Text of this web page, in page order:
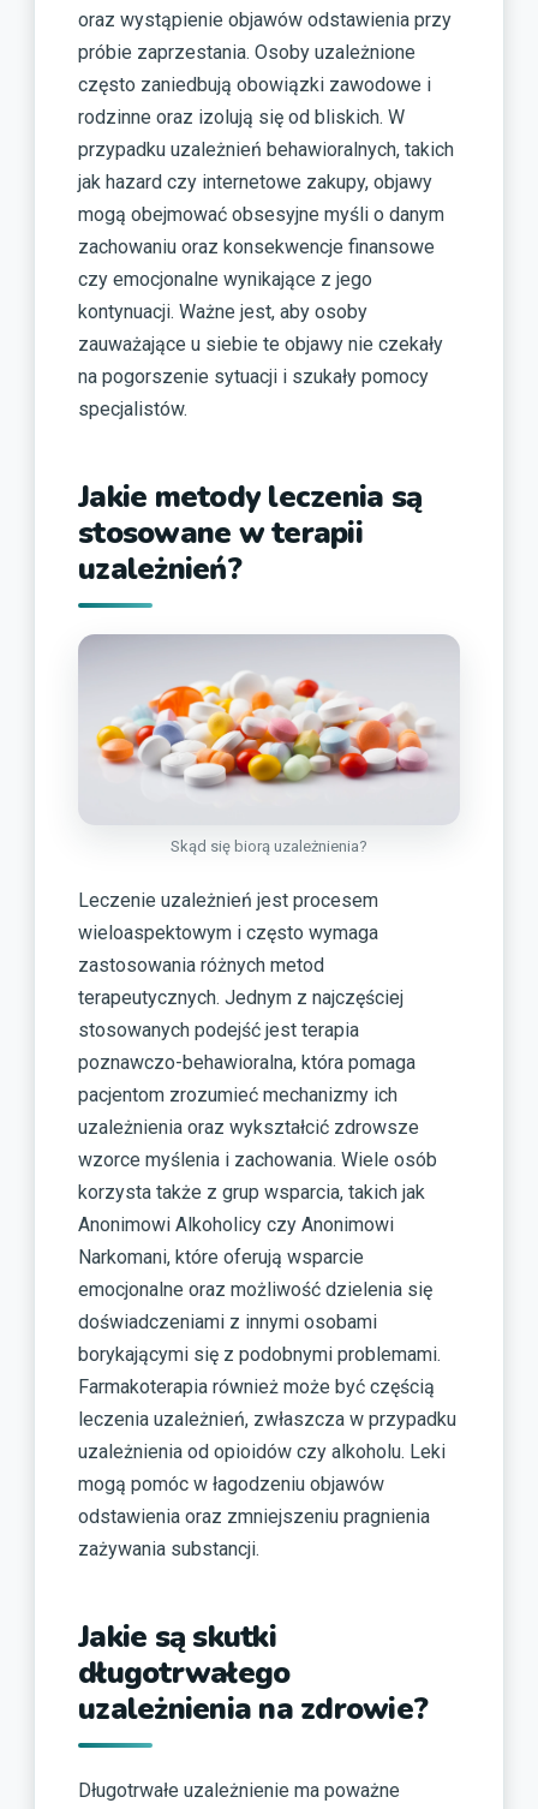
oraz wystąpienie objawów odstawienia przy
próbie zaprzestania. Osoby uzależnione
często zaniedbują obowiązki zawodowe i
rodzinne oraz izolują się od bliskich. W
przypadku uzależnień behawioralnych, takich
jak hazard czy internetowe zakupy, objawy
mogą obejmować obsesyjne myśli o danym
zachowaniu oraz konsekwencje finansowe
czy emocjonalne wynikające z jego
kontynuacji. Ważne jest, aby osoby
zauważające u siebie te objawy nie czekały
na pogorszenie sytuacji i szukały pomocy
specjalistów.
Jakie metody leczenia są
stosowane w terapii
uzależnień?
Skąd się biorą uzależnienia?
Leczenie uzależnień jest procesem
wieloaspektowym i często wymaga
zastosowania różnych metod
terapeutycznych. Jednym z najczęściej
stosowanych podejść jest terapia
poznawczo-behawioralna, która pomaga
pacjentom zrozumieć mechanizmy ich
uzależnienia oraz wykształcić zdrowsze
wzorce myślenia i zachowania. Wiele osób
korzysta także z grup wsparcia, takich jak
Anonimowi Alkoholicy czy Anonimowi
Narkomani, które oferują wsparcie
emocjonalne oraz możliwość dzielenia się
doświadczeniami z innymi osobami
borykającymi się z podobnymi problemami.
Farmakoterapia również może być częścią
leczenia uzależnień, zwłaszcza w przypadku
uzależnienia od opioidów czy alkoholu. Leki
mogą pomóc w łagodzeniu objawów
odstawienia oraz zmniejszeniu pragnienia
zażywania substancji.
Jakie są skutki
długotrwałego
uzależnienia na zdrowie?
Długotrwałe uzależnienie ma poważne